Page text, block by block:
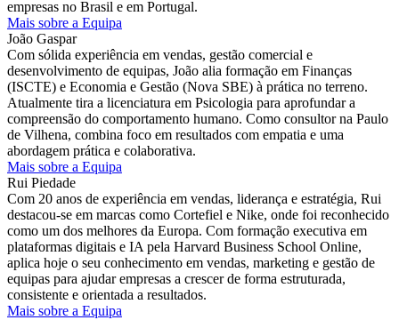
empresas no Brasil e em Portugal.
Mais sobre a Equipa
João Gaspar
Com sólida experiência em vendas, gestão comercial e
desenvolvimento de equipas, João alia formação em Finanças
(ISCTE) e Economia e Gestão (Nova SBE) à prática no terreno.
Atualmente tira a licenciatura em Psicologia para aprofundar a
compreensão do comportamento humano. Como consultor na Paulo
de Vilhena, combina foco em resultados com empatia e uma
abordagem prática e colaborativa.
Mais sobre a Equipa
Rui Piedade
Com 20 anos de experiência em vendas, liderança e estratégia, Rui
destacou-se em marcas como Cortefiel e Nike, onde foi reconhecido
como um dos melhores da Europa. Com formação executiva em
plataformas digitais e IA pela Harvard Business School Online,
aplica hoje o seu conhecimento em vendas, marketing e gestão de
equipas para ajudar empresas a crescer de forma estruturada,
consistente e orientada a resultados.
Mais sobre a Equipa